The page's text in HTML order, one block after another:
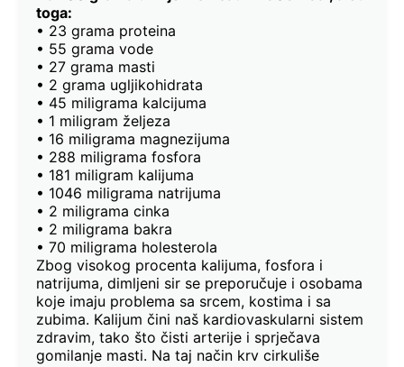
toga:
• 23 grama proteina
• 55 grama vode
• 27 grama masti
• 2 grama ugljikohidrata
• 45 miligrama kalcijuma
• 1 miligram željeza
• 16 miligrama magnezijuma
• 288 miligrama fosfora
• 181 miligram kalijuma
• 1046 miligrama natrijuma
• 2 miligrama cinka
• 2 miligrama bakra
• 70 miligrama holesterola
Zbog visokog procenta kalijuma, fosfora i
natrijuma, dimljeni sir se preporučuje i osobama
koje imaju problema sa srcem, kostima i sa
zubima. Kalijum čini naš kardiovaskularni sistem
zdravim, tako što čisti arterije i sprječava
gomilanje masti. Na taj način krv cirkuliše